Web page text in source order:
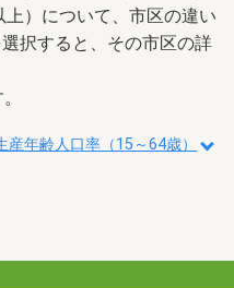
）について、市区の違い
択すると、その市区の詳
産年齢人口率（15～64歳）